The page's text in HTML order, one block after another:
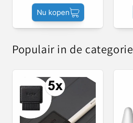
Nu kopen
Populair in de categorie